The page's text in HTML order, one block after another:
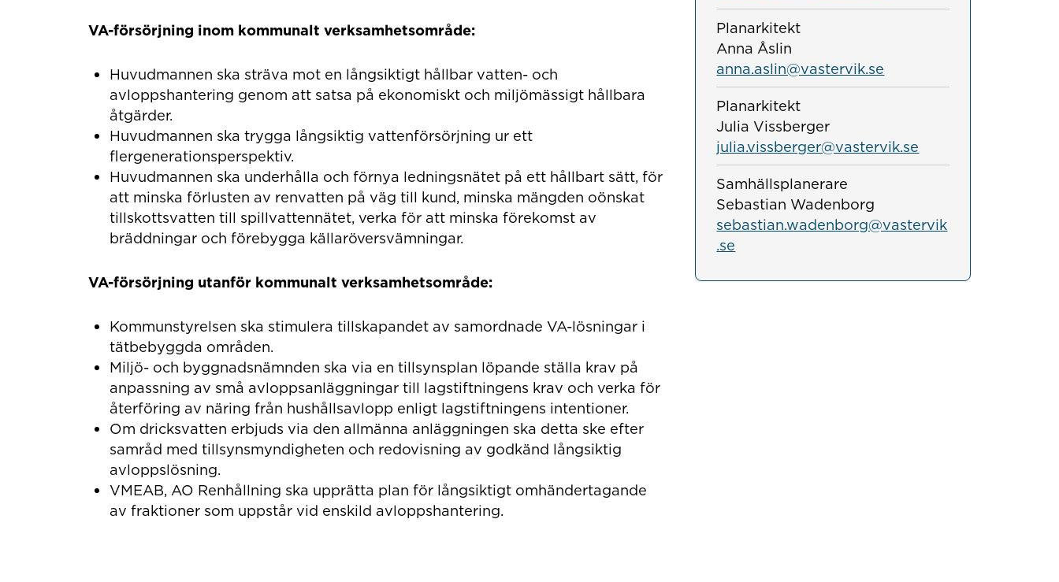
VA-försörjning inom kommunalt verksamhetsområde:
Huvudmannen ska sträva mot en långsiktigt hållbar vatten- och
avloppshantering genom att satsa på ekonomiskt och miljömässigt hållbara
åtgärder.
Huvudmannen ska trygga långsiktig vattenförsörjning ur ett
flergenerationsperspektiv.
Huvudmannen ska underhålla och förnya ledningsnätet på ett hållbart sätt, för
att minska förlusten av renvatten på väg till kund, minska mängden oönskat
tillskottsvatten till spillvattennätet, verka för att minska förekomst av
bräddningar och förebygga källaröversvämningar.
VA-försörjning utanför kommunalt verksamhetsområde:
Kommunstyrelsen ska stimulera tillskapandet av samordnade VA-lösningar i
tätbebyggda områden.
Miljö- och byggnadsnämnden ska via en tillsynsplan löpande ställa krav på
anpassning av små avloppsanläggningar till lagstiftningens krav och verka för
återföring av näring från hushållsavlopp enligt lagstiftningens intentioner.
Om dricksvatten erbjuds via den allmänna anläggningen ska detta ske efter
samråd med tillsynsmyndigheten och redovisning av godkänd långsiktig
avloppslösning.
VMEAB, AO Renhållning ska upprätta plan för långsiktigt omhändertagande
av fraktioner som uppstår vid enskild avloppshantering.
Planarkitekt
Anna Åslin
anna.aslin@vastervik.se
Planarkitekt
Julia Vissberger
julia.vissberger@vastervik.se
Samhällsplanerare
Sebastian Wadenborg
sebastian.wadenborg@vastervik
.se